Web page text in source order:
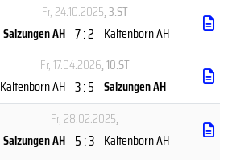
Fr, 24.10.2025, 3.ST
Salzungen AH 7 : 2 Kaltenborn AH
Fr, 17.04.2026, 10.ST
Kaltenborn AH 3 : 5 Salzungen AH
Fr, 28.02.2025,
Salzungen AH 5 : 3 Kaltenborn AH